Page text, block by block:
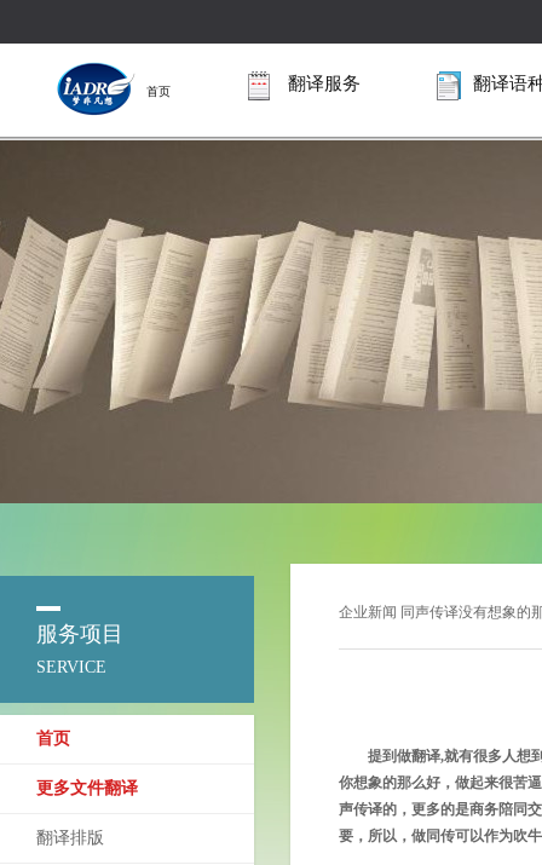
首页 翻译服务 翻译语
服务项目
SERVICE
首页
更多文件翻译
翻译排版
企业新闻 同声传译没有想象的
提到做翻译,就有很多人想
你想象的那么好，做起来很苦
声传译的，更多的是商务陪同
要，所以，做同传可以作为吹